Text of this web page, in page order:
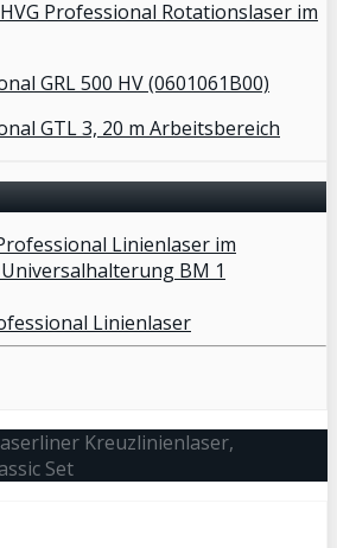
Professional Rotationslaser im
GRL 500 HV (0601061B00)
GTL 3, 20 m Arbeitsbereich
Linienlaser
Kreuzlinienlaser,
Set